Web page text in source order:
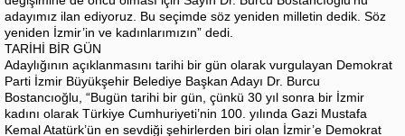
adayımız ilan ediyoruz. Bu seçimde söz yeniden milletin dedik. Söz
yeniden İzmir’in ve kadınlarımızın” dedi.
TARİHİ BİR GÜN
Adaylığının açıklanmasını tarihi bir gün olarak vurgulayan Demokrat
Parti İzmir Büyükşehir Belediye Başkan Adayı Dr. Burcu
Bostancıoğlu, “Bugün tarihi bir gün, çünkü 30 yıl sonra bir İzmir
kadını olarak Türkiye Cumhuriyeti’nin 100. yılında Gazi Mustafa
Kemal Atatürk’ün en sevdiği şehirlerden biri olan İzmir’e Demokrat